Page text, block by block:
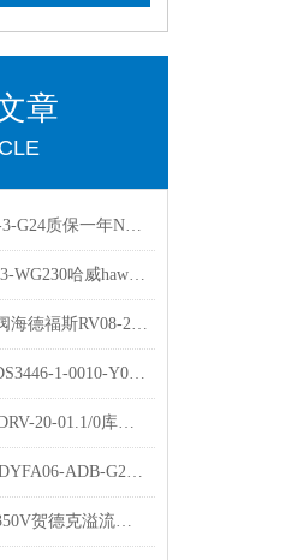
章
德国哈威截止阀GR2-3-G24质保一年NGR2-1R-N24现货
质保一年原装WGS2-3-WG230哈威hawe换向阀
HYDRAFORCE溢流阀海德福斯RV08-20A-0-N优势出售
贺德克压力传感器EDS3446-1-0010-Y00原装库存出售
原装FLUTEC节流阀DRV-20-01.1/0库存现货DRV-25-01.X/0贺德克单向阀
瑞士万福乐换向阀WDYFA06-ADB-G24的工作原理
水泥厂用DB4E-012-350V贺德克溢流阀有库存 原装发货